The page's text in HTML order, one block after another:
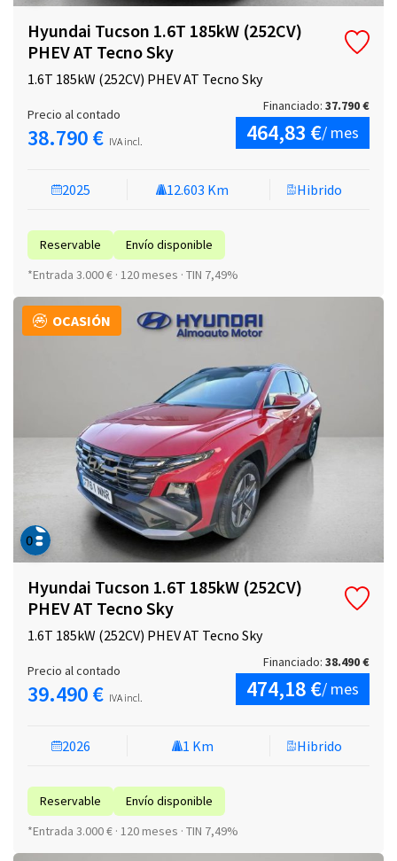
Hyundai Tucson 1.6T 185kW (252CV)
PHEV AT Tecno Sky
1.6T 185kW (252CV) PHEV AT Tecno Sky
2025 12.603 Km Hibrido
Reservable
Envío disponible
*Entrada 3.000 € · 120 meses · TIN 7,49%
Precio al contado
38.790 € IVA incl.
Financiado: 37.790 €
464,83 €/ mes
OCASIÓN
Hyundai Tucson 1.6T 185kW (252CV)
PHEV AT Tecno Sky
1.6T 185kW (252CV) PHEV AT Tecno Sky
2026 1 Km Hibrido
Reservable
Envío disponible
*Entrada 3.000 € · 120 meses · TIN 7,49%
Precio al contado
39.490 € IVA incl.
Financiado: 38.490 €
474,18 €/ mes